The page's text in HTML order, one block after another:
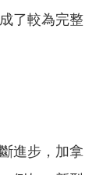
了較為完整
進步，加拿